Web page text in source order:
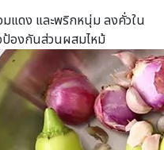
มแดง และพริกหนุ่ม ลงคั่วใน
ป้องกันส่วนผสมไหม้